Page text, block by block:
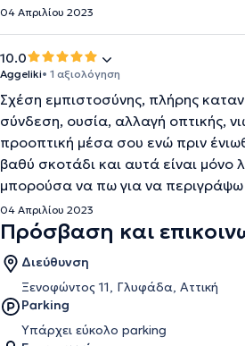
04 Απριλίου 2023
10.0
Aggeliki• 1 αξιολόγηση
Σχέση εμπιστοσύνης, πλήρης
σύνδεση, ουσία, αλλαγή οπτικής,
προοπτική μέσα σου ενώ πριν
βαθύ σκοτάδι και αυτά είναι
μπορούσα να πω για να περιγράψω
04 Απριλίου 2023
Πρόσβαση και
Διεύθυνση
Ξενοφώντος 11, Γλυφάδα, Αττική
Parking
Υπάρχει εύκολο parking